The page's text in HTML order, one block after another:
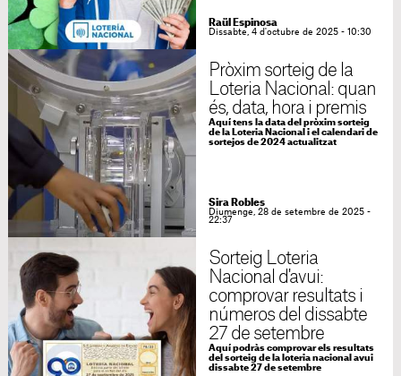
Raül Espinosa
Dissabte, 4 d'octubre de 2025 - 10:30
Pròxim sorteig de la
Loteria Nacional: quan
és, data, hora i premis
Aquí tens la data del pròxim sorteig
de la Loteria Nacional i el calendari de
sortejos de 2024 actualitzat
Sira Robles
Diumenge, 28 de setembre de 2025 -
22:37
Sorteig Loteria
Nacional d'avui:
comprovar resultats i
números del dissabte
27 de setembre
Aquí podràs comprovar els resultats
del sorteig de la loteria nacional avui
dissabte 27 de setembre